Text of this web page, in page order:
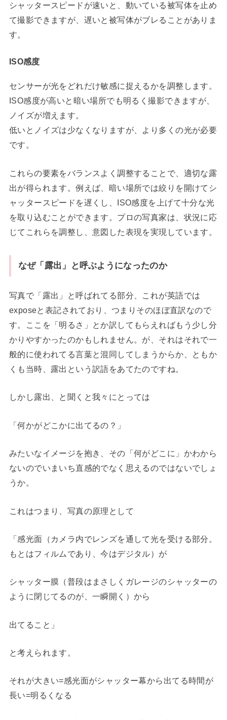
シャッタースピードが速いと、動いている被写体を止め
て撮影できますが、遅いと被写体がブレることがありま
す。
ISO感度
センサーが光をどれだけ敏感に捉えるかを調整します。
ISO感度が高いと暗い場所でも明るく撮影できますが、
ノイズが増えます。
低いとノイズは少なくなりますが、より多くの光が必要
です。
これらの要素をバランスよく調整することで、適切な露
出が得られます。例えば、暗い場所では絞りを開けてシ
ャッタースピードを遅くし、ISO感度を上げて十分な光
を取り込むことができます。プロの写真家は、状況に応
じてこれらを調整し、意図した表現を実現しています。
なぜ「露出」と呼ぶようになったのか
写真で「露出」と呼ばれてる部分、これが英語では
exposeと表記されており、つまりそのほぼ直訳なので
す。ここを「明るさ」とか訳してもらえればもう少し分
かりやすかったのかもしれません。が、それはそれで一
般的に使われてる言葉と混同してしまうからか、ともか
くも当時、露出という訳語をあてたのですね。
しかし露出、と聞くと我々にとっては
「何かがどこかに出てるの？」
みたいなイメージを抱き、その「何がどこに」かわから
ないのでいまいち直感的でなく思えるのではないでしょ
うか。
これはつまり、写真の原理として
「感光面（カメラ内でレンズを通して光を受ける部分。
もとはフィルムであり、今はデジタル）が
シャッター膜（普段はまさしくガレージのシャッターの
ように閉じてるのが、一瞬開く）から
出てること」
と考えられます。
それが大きい=感光面がシャッター幕から出てる時間が
長い=明るくなる